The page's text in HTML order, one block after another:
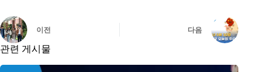
이전 다음
관련 게시물